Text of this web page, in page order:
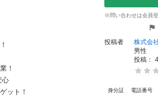
す！
！
で安心
んぶゲット！
※問い合わせは会員
投稿者
株式会
男性
投稿：
身分証 電話番号